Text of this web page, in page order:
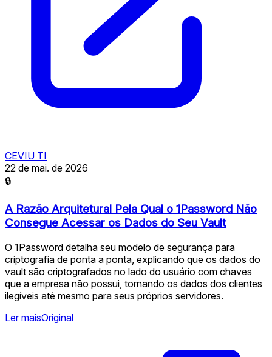
CEVIU TI
22 de mai. de 2026
🔒
A Razão Arquitetural Pela Qual o 1Password Não
Consegue Acessar os Dados do Seu Vault
O 1Password detalha seu modelo de segurança para
criptografia de ponta a ponta, explicando que os dados do
vault são criptografados no lado do usuário com chaves
que a empresa não possui, tornando os dados dos clientes
ilegíveis até mesmo para seus próprios servidores.
Ler maisOriginal